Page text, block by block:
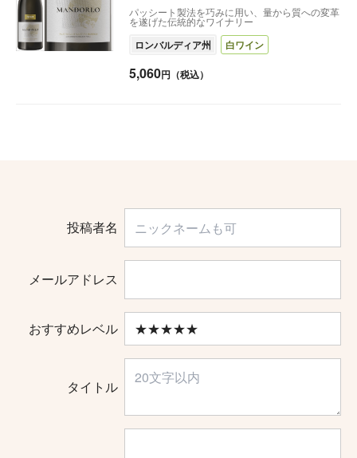
パッシート製法を巧みに用い、量から質への変革
を遂げた伝統的なワイナリー
ロンバルディア州 白ワイン
5,060円（税込）
投稿者名
メールアドレス
おすすめレベル
タイトル